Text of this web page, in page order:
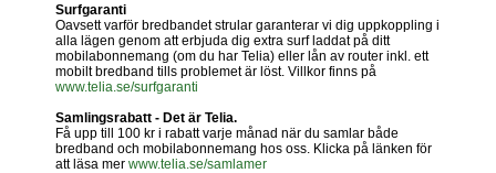
Surfgaranti
Oavsett varför bredbandet strular garanterar vi dig uppkoppling i
alla lägen genom att erbjuda dig extra surf laddat på ditt
mobilabonnemang (om du har Telia) eller lån av router inkl. ett
mobilt bredband tills problemet är löst. Villkor finns på
www.telia.se/surfgaranti
Samlingsrabatt - Det är Telia.
Få upp till 100 kr i rabatt varje månad när du samlar både
bredband och mobilabonnemang hos oss. Klicka på länken för
att läsa mer www.telia.se/samlamer